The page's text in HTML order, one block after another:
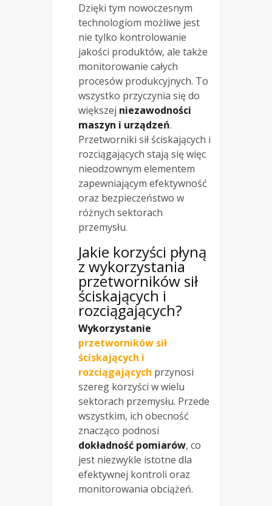
Dzięki tym nowoczesnym
technologiom możliwe jest
nie tylko kontrolowanie
jakości produktów, ale także
monitorowanie całych
procesów produkcyjnych. To
wszystko przyczynia się do
większej niezawodności
maszyn i urządzeń.
Przetworniki sił ściskających i
rozciągających stają się więc
nieodzownym elementem
zapewniającym efektywność
oraz bezpieczeństwo w
różnych sektorach
przemysłu.
Jakie korzyści płyną
z wykorzystania
przetworników sił
ściskających i
rozciągających?
Wykorzystanie
przetworników sił
ściskających i
rozciągających przynosi
szereg korzyści w wielu
sektorach przemysłu. Przede
wszystkim, ich obecność
znacząco podnosi
dokładność pomiarów, co
jest niezwykle istotne dla
efektywnej kontroli oraz
monitorowania obciążeń.